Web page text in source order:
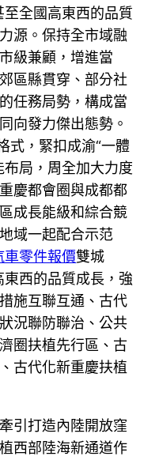
全國高東西的品質
源。保持全市域融
級兼顧，增進當
區縣貫穿、部分社
任務局勢，構成當
向發力傑出態勢。
式，緊扣成渝“一體
局，周全加大力度
慶都會圈與成都都
成長能級和綜合競
域一起配合示范
車零件報價雙城
西的品質成長，強
施互聯互通、古代
況聯防聯治、公共
圈扶植先行區、古
古代化新重慶扶植
引打造內陸開放窪
西部陸海新通道作